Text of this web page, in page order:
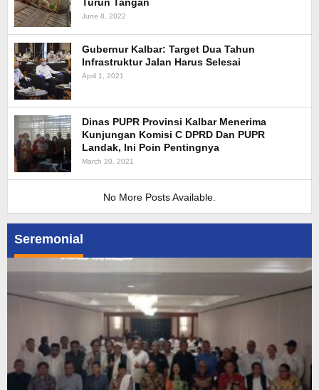
Seremonial
June 8, 2022
Gubernur Kalbar: Target Dua Tahun
Infrastruktur Jalan Harus Selesai
April 1, 2021
Dinas PUPR Provinsi Kalbar Menerima
Kunjungan Komisi C DPRD Dan PUPR
Landak, Ini Poin Pentingnya
March 20, 2021
No More Posts Available.